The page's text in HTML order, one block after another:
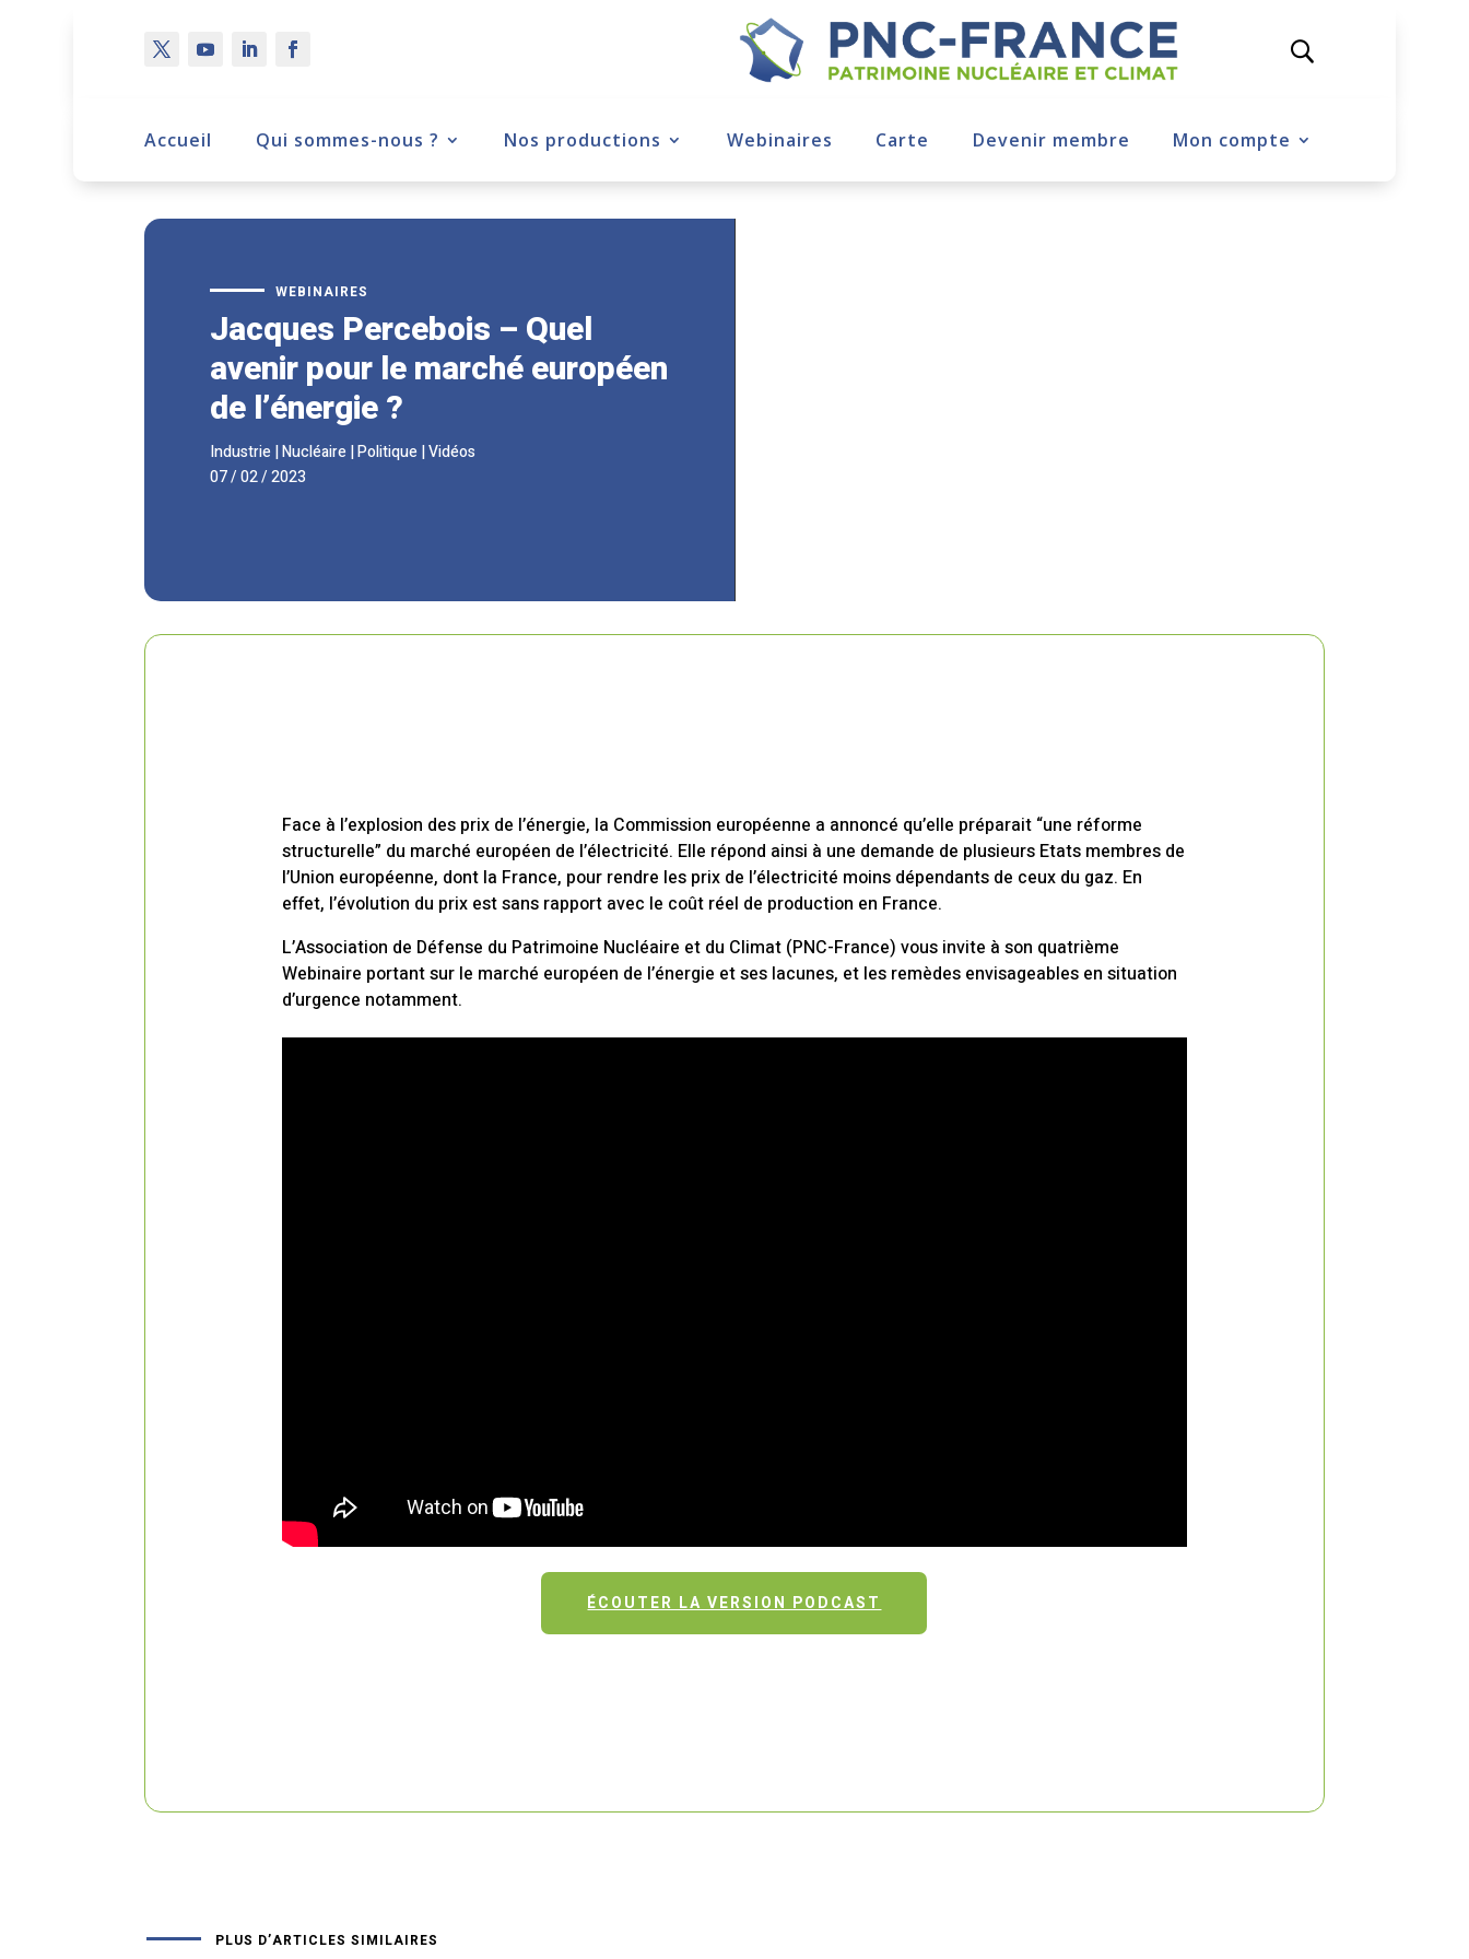
Accueil Qui sommes-nous ? Nos productions Webinaires Carte Devenir membre Mon compte
WEBINAIRES
Jacques Percebois – Quel
avenir pour le marché européen
de l’énergie ?
Industrie|Nucléaire|Politique|Vidéos
07 / 02 / 2023
​Face à l’explosion des prix de l’énergie, la Commission européenne a annoncé qu’elle préparait “une réforme
structurelle” du marché européen de l’électricité. Elle répond ainsi à une demande de plusieurs Etats membres de
l’Union européenne, dont la France, pour rendre les prix de l’électricité moins dépendants de ceux du gaz. En
effet, l’évolution du prix est sans rapport avec le coût réel de production en France.
L’Association de Défense du Patrimoine Nucléaire et du Climat (PNC-France) vous invite à son quatrième
Webinaire portant sur le marché européen de l’énergie et ses lacunes, et les remèdes envisageables en situation
d’urgence notamment.
ÉCOUTER LA VERSION PODCAST
PLUS D’ARTICLES SIMILAIRES